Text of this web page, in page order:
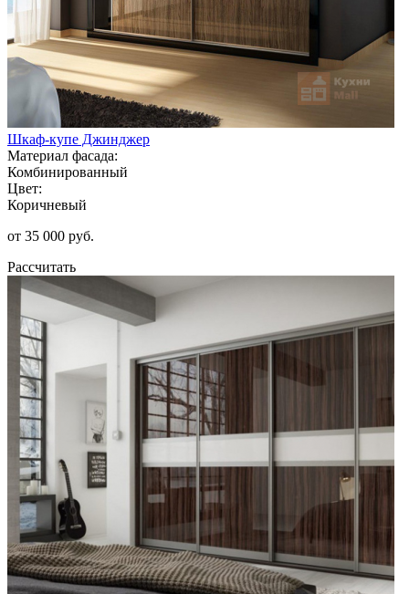
Шкаф-купе Джинджер
Материал фасада:
Комбинированный
Цвет:
Коричневый
от 35 000 руб.
Рассчитать